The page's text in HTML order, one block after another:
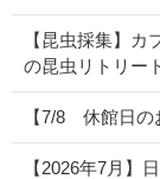
【昆虫採集】
の昆虫リトリー
【7/8 休館日の
【2026年7月】